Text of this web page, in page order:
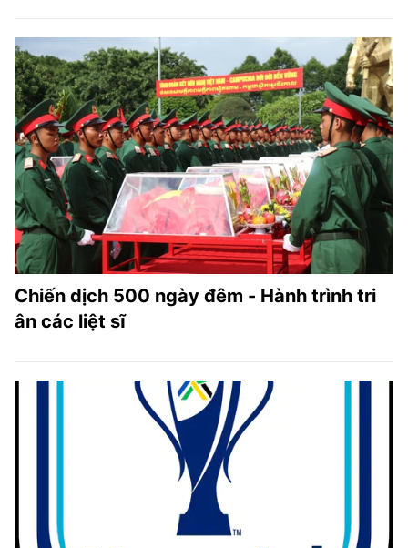
Chiến dịch 500 ngày đêm - Hành trình tri
ân các liệt sĩ